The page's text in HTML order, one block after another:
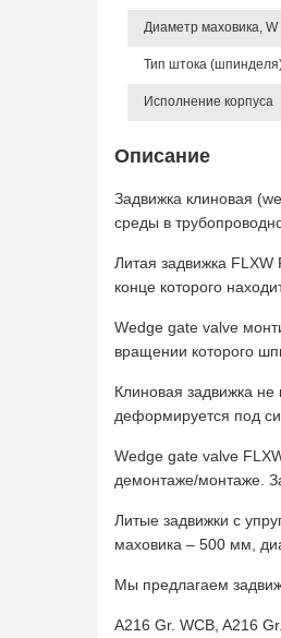
Диаметр маховика,
Тип штока
Исполнение корпуса
Описание
Задвижка клиновая
среды в
Литая задвижка
конце которого
Wedge gate valve
вращении которого
Клиновая задвижка
деформируется под
Wedge gate valve
демонтаже/монтаже.
Литые задвижки с
маховика – 500 мм,
Мы предлагаем
A216 Gr. WCB, A216